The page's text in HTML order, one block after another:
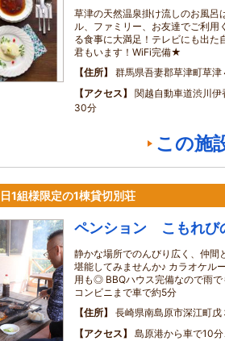
草津の天然温泉掛け流しのお風呂
ル、ファミリー、お友達でご利用
る食事に大満足！テレビにも出た
君もいます！WiFi完備★
住所
群馬県吾妻郡草津町草
アクセス
関越自動車道渋川伊
30分
この施
1組様限定の1棟貸切別荘
ペンション こもれび
静かな場所でのんびり広く、仲間
堪能してみませんか♪ カラオケル
用も◎ BBQハウス完備なので雨
コンビニまで車で約5分
住所
長崎県南島原市深江町戊
アクセス
島原港から車で10